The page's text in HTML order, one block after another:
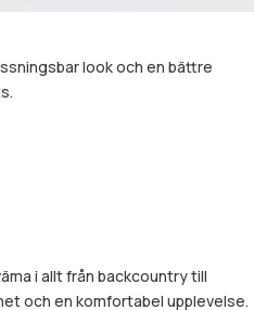
look och en bättre
i allt från backcountry till
och en komfortabel upplevelse.